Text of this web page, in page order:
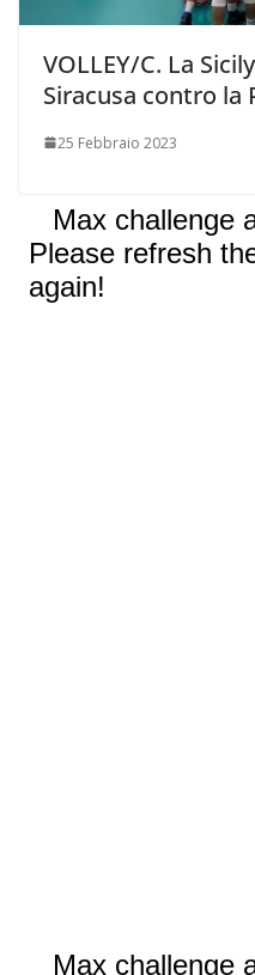
VOLLEY/C. La
Siracusa contro la
25 Febbraio 2023